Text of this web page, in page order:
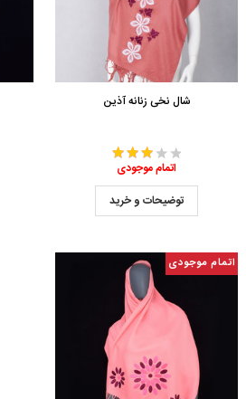
شال نخی زنانه آذین
اتمام موجودی
توضیحات و خرید
اتمام موجودی